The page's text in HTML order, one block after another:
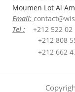
Moumen Lot Al
Email:
Tel : +212 522 02
+212 808 55
+212 662 47